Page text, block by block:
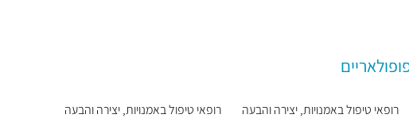
רופאי טיפול באמנויות, יצירה והבעה
רופאי טיפול באמנויות, יצירה והבעה